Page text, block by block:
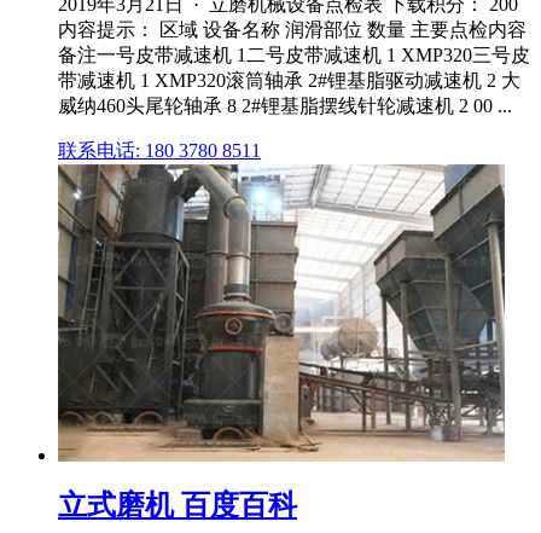
内容提示： 区域 设备名称 润滑部位 数量 主要点检内容
备注一号皮带减速机 1二号皮带减速机 1 XMP320三号皮
带减速机 1 XMP320滚筒轴承 2#锂基脂驱动减速机 2 大
威纳460头尾轮轴承 8 2#锂基脂摆线针轮减速机 2 00 ...
联系电话: 180 3780 8511
立式磨机 百度百科